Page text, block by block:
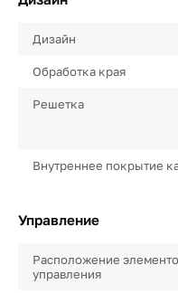
Дизайн
Обработка края
Решетка
Внутреннее покрытие
Управление
Расположение
управления